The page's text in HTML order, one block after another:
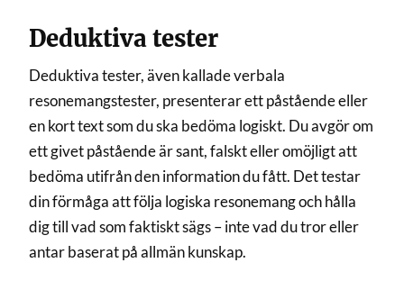
Deduktiva tester
Deduktiva tester, även kallade verbala
resonemangstester, presenterar ett påstående eller
en kort text som du ska bedöma logiskt. Du avgör om
ett givet påstående är sant, falskt eller omöjligt att
bedöma utifrån den information du fått. Det testar
din förmåga att följa logiska resonemang och hålla
dig till vad som faktiskt sägs – inte vad du tror eller
antar baserat på allmän kunskap.